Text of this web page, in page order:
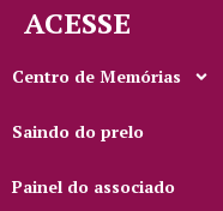
ACESSE
Centro de Memórias
Saindo do prelo
Painel do associado